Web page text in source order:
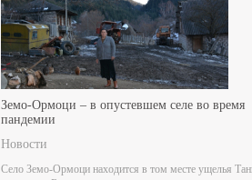
Земо-Ормоци – в опустевшем селе во время
пандемии
Новости
Село Земо-Ормоци находится в том месте ущелья